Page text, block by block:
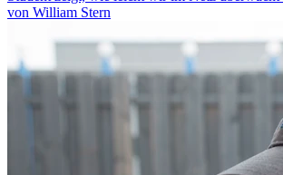
von William Stern